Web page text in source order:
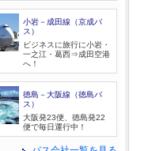
小岩－成田線（京成バ
ス）
ビジネスに旅行に小岩・
一之江・葛西⇒成田空港
へ！
徳島－大阪線（徳島バ
ス）
大阪発23便、徳島発22
便で毎日運行中！